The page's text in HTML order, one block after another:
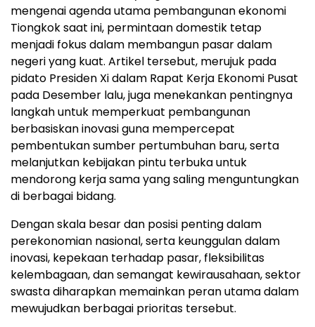
mengenai agenda utama pembangunan ekonomi
Tiongkok saat ini, permintaan domestik tetap
menjadi fokus dalam membangun pasar dalam
negeri yang kuat. Artikel tersebut, merujuk pada
pidato Presiden Xi dalam Rapat Kerja Ekonomi Pusat
pada Desember lalu, juga menekankan pentingnya
langkah untuk memperkuat pembangunan
berbasiskan inovasi guna mempercepat
pembentukan sumber pertumbuhan baru, serta
melanjutkan kebijakan pintu terbuka untuk
mendorong kerja sama yang saling menguntungkan
di berbagai bidang.
Dengan skala besar dan posisi penting dalam
perekonomian nasional, serta keunggulan dalam
inovasi, kepekaan terhadap pasar, fleksibilitas
kelembagaan, dan semangat kewirausahaan, sektor
swasta diharapkan memainkan peran utama dalam
mewujudkan berbagai prioritas tersebut.